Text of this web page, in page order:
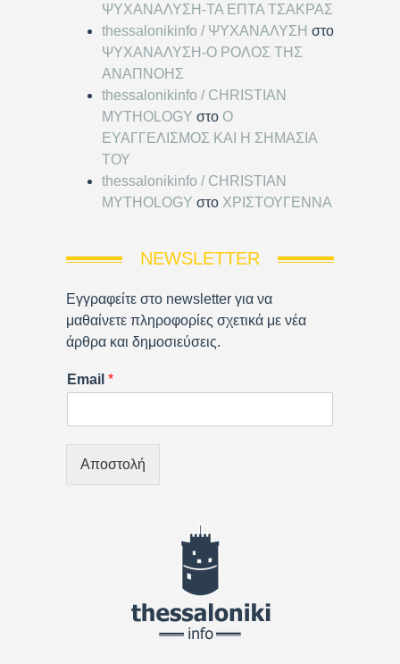
ΨΥΧΑΝΑΛΥΣΗ-ΤΑ ΕΠΤΑ ΤΣΑΚΡΑΣ
thessalonikinfo / ΨΥΧΑΝΑΛΥΣΗ στο
ΨΥΧΑΝΑΛΥΣΗ-Ο ΡΟΛΟΣ ΤΗΣ
ΑΝΑΠΝΟΗΣ
thessalonikinfo / CHRISTIAN
MYTHOLOGY στο Ο
ΕΥΑΓΓΕΛΙΣΜΟΣ ΚΑΙ Η ΣΗΜΑΣΙΑ
ΤΟΥ
thessalonikinfo / CHRISTIAN
MYTHOLOGY στο ΧΡΙΣΤΟΥΓΕΝΝΑ
NEWSLETTER
Εγγραφείτε στο newsletter για να
μαθαίνετε πληροφορίες σχετικά με νέα
άρθρα και δημοσιεύσεις.
Email *
Αποστολή